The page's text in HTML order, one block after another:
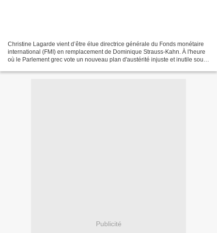
Christine Lagarde vient d’être élue directrice générale du Fonds monétaire
international (FMI) en remplacement de Dominique Strauss-Kahn. À l'heure
où le Parlement grec vote un nouveau plan d'austérité injuste et inutile sous
Publicité